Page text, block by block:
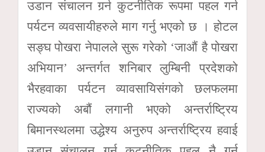
उडान संचालन गर्र्न कुटनीतिक रूपमा पहल गर्न
पर्यटन व्यवसायीहरुले माग गर्नु भएको छ । होटल
सङ्घ पोखरा नेपालले सुरू गरेको ‘जाऔं है पोखरा
अभियान’ अन्तर्गत शनिबार लुम्बिनी प्रदेशको
भैरहवाका पर्यटन व्यावसायिसंगको छलफलमा
राज्यको अबौं लगानी भएको अन्तर्राष्ट्रिय
बिमानस्थलमा उद्धेश्य अनुरुप अन्तर्राष्ट्रिय हवाई